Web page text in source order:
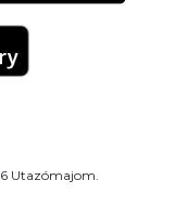
Utazómajom.